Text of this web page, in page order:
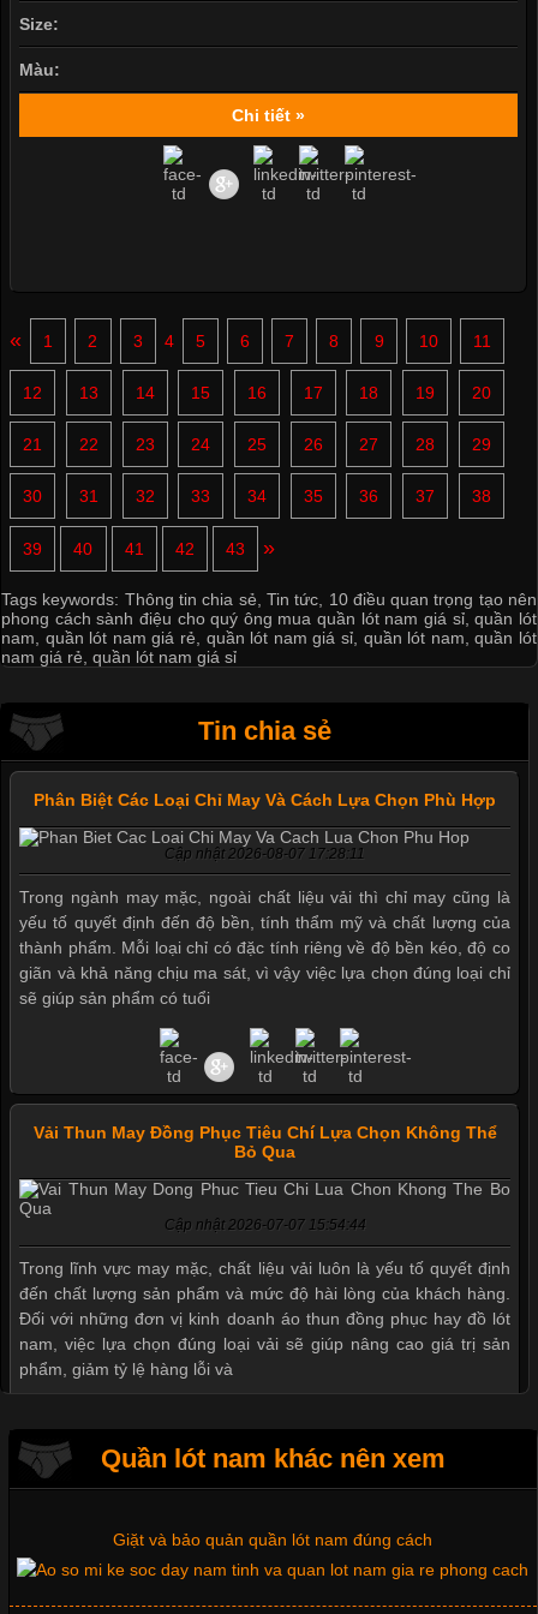
Size:
Màu:
Chi tiết »
« 1 2 3 4 5 6 7 8 9 10 11
12 13 14 15 16 17 18 19 20
21 22 23 24 25 26 27 28 29
30 31 32 33 34 35 36 37 38
39 40 41 42 43 »
Tags keywords: Thông tin chia sẻ Tin tức
10 điều quan trọng tạo nên
phong cách sành điệu cho quý ông mua quần lót nam giá sỉ,quần lót
nam
quần lót nam giá rẻ quần lót nam giá sỉ quần lót nam ,quần lót
nam giá rẻ quần lót nam giá sỉ
Tin chia sẻ
Phân Biệt Các Loại Chỉ May Và Cách Lựa Chọn Phù Hợp
Cập nhật 2026-08-07 17:28:11
Trong ngành may mặc, ngoài chất liệu vải thì chỉ may cũng là
yếu tố quyết định đến độ bền, tính thẩm mỹ và chất lượng của
thành phẩm. Mỗi loại chỉ có đặc tính riêng về độ bền kéo, độ co
giãn và khả năng chịu ma sát, vì vậy việc lựa chọn đúng loại chỉ
sẽ giúp sản phẩm có tuổi
Vải Thun May Đồng Phục Tiêu Chí Lựa Chọn Không Thể
Bỏ Qua
Cập nhật 2026-07-07 15:54:44
Trong lĩnh vực may mặc, chất liệu vải luôn là yếu tố quyết định
đến chất lượng sản phẩm và mức độ hài lòng của khách hàng.
Đối với những đơn vị kinh doanh áo thun đồng phục hay đồ lót
nam, việc lựa chọn đúng loại vải sẽ giúp nâng cao giá trị sản
phẩm, giảm tỷ lệ hàng lỗi và
Quần lót nam khác nên xem
Mẫu quần short quần lót nam nữ hè thu 2017
Thị hiều quần lót nam bơi lội nam và nữ 2017
Xu hướng thời trang trẻ và quần lót nam giá sỉ
Giặt và bảo quản quần lót nam đúng cách